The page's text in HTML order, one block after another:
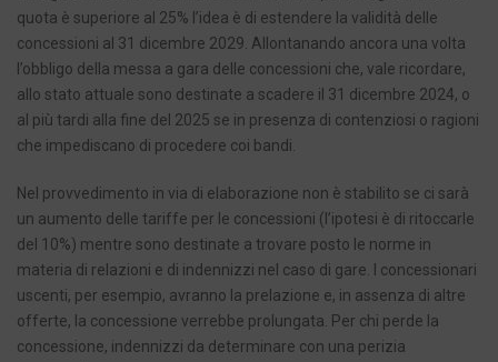
quota è superiore al 25% l’idea è di estendere la validità delle
concessioni al 31 dicembre 2029. Allontanando ancora una volta
l’obbligo della messa a gara delle concessioni che, vale ricordare,
allo stato attuale sono destinate a scadere il 31 dicembre 2024, o
al più tardi alla fine del 2025 se in presenza di contenziosi o ragioni
che impediscano di procedere coi bandi.
Nel provvedimento in via di elaborazione non è stabilito se ci sarà
un aumento delle tariffe per le concessioni (l’ipotesi è di ritoccarle
del 10%) mentre sono destinate a trovare posto le norme in
materia di relazioni e di indennizzi nel caso di gare. I concessionari
uscenti, per esempio, avranno la prelazione e, in assenza di altre
offerte, la concessione verrebbe prolungata. Per chi perde la
concessione, indennizzi da determinare con una perizia